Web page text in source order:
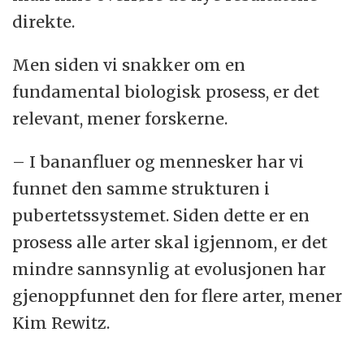
direkte.
Men siden vi snakker om en
fundamental biologisk prosess, er det
relevant, mener forskerne.
– I bananfluer og mennesker har vi
funnet den samme strukturen i
pubertetssystemet. Siden dette er en
prosess alle arter skal igjennom, er det
mindre sannsynlig at evolusjonen har
gjenoppfunnet den for flere arter, mener
Kim Rewitz.